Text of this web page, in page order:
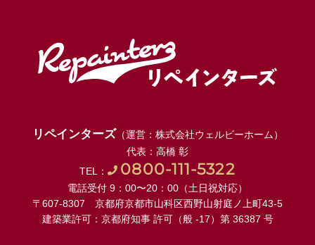
リペインターズ（運営：株式会社ウェルビーホーム）
代表：高橋 彰
TEL：
0800-111-5322
電話受付 9：00〜20：00（土日祝対応）
〒607-8307 京都府京都市山科区西野山射庭ノ上町43-5
建築業許可：京都府知事 許可（般 -17）第 36387 号